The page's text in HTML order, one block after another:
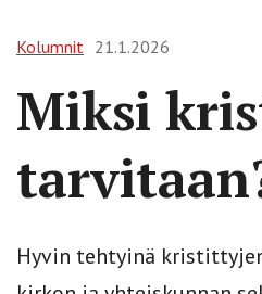
Kolumnit 21.1.2026
Miksi
Hyvin tehtyinä